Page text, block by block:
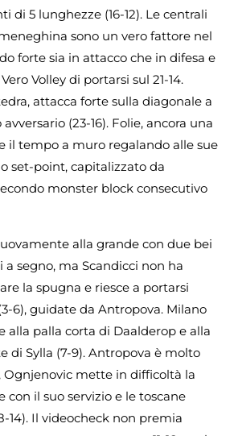
di 5 lunghezze (16-12). Le centrali
sono un vero fattore nel
forte sia in attacco che in difesa e
Volley di portarsi sul 21-14.
attacca forte sulla diagonale a
(23-16). Folie, ancora una
il tempo a muro regalando alle sue
set-point, capitalizzato da
monster block consecutivo
alla grande con due bei
segno, ma Scandicci non ha
la spugna e riesce a portarsi
6), guidate da Antropova. Milano
alla palla corta di Daalderop e alla
di Sylla (7-9). Antropova è molto
Ognjenovic mette in difficoltà la
con il suo servizio e le toscane
14). Il videocheck non premia